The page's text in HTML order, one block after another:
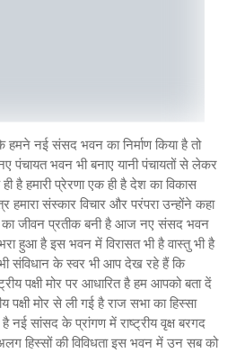
नई संसद भवन का निर्माण किया है तो
भवन भी बनाए यानी पंचायतों से लेकर
है हमारी प्रेरणा एक ही है देश का विकास
हमारा संस्कार विचार और परंपरा उन्होंने कहा
जीवन प्रतीक बनी है आज नए संसद भवन
हुआ है इस भवन में विरासत भी है वास्तु भी है
संविधान के स्वर भी आप देख रहे हैं कि
पक्षी मोर पर आधारित है हम आपको बता दें
पक्षी मोर से ली गई है राज सभा का हिस्सा
नई सांसद के प्रांगण में राष्ट्रीय वृक्ष बरगद
हिस्सों की विविधता इस भवन में उन सब को